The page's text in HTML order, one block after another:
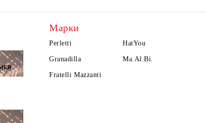
Марки
Perletti HatYou
Granadilla Ma.Al.Bi.
Fratelli Mazzanti